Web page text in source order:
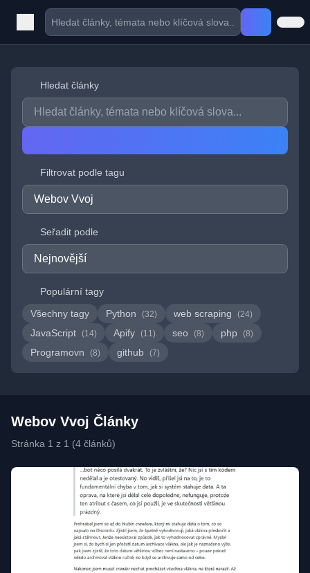
Hledat články
Filtrovat podle tagu
Seřadit podle
Populární tagy
Všechny tagy
Python (32) web scraping (24)
JavaScript (14) Apify (11) seo (8) php (8)
Programovn (8) github (7)
Webov Vvoj Články
Stránka 1 z 1 (4 článků)